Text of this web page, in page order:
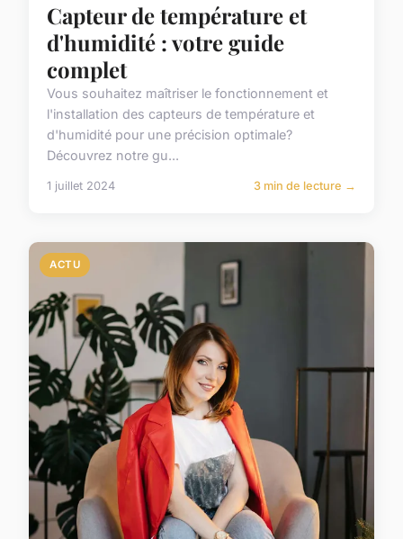
Capteur de température et
d'humidité : votre guide
complet
Vous souhaitez maîtriser le fonctionnement et
l'installation des capteurs de température et
d'humidité pour une précision optimale?
Découvrez notre gu...
1 juillet 2024 3 min de lecture →
ACTU